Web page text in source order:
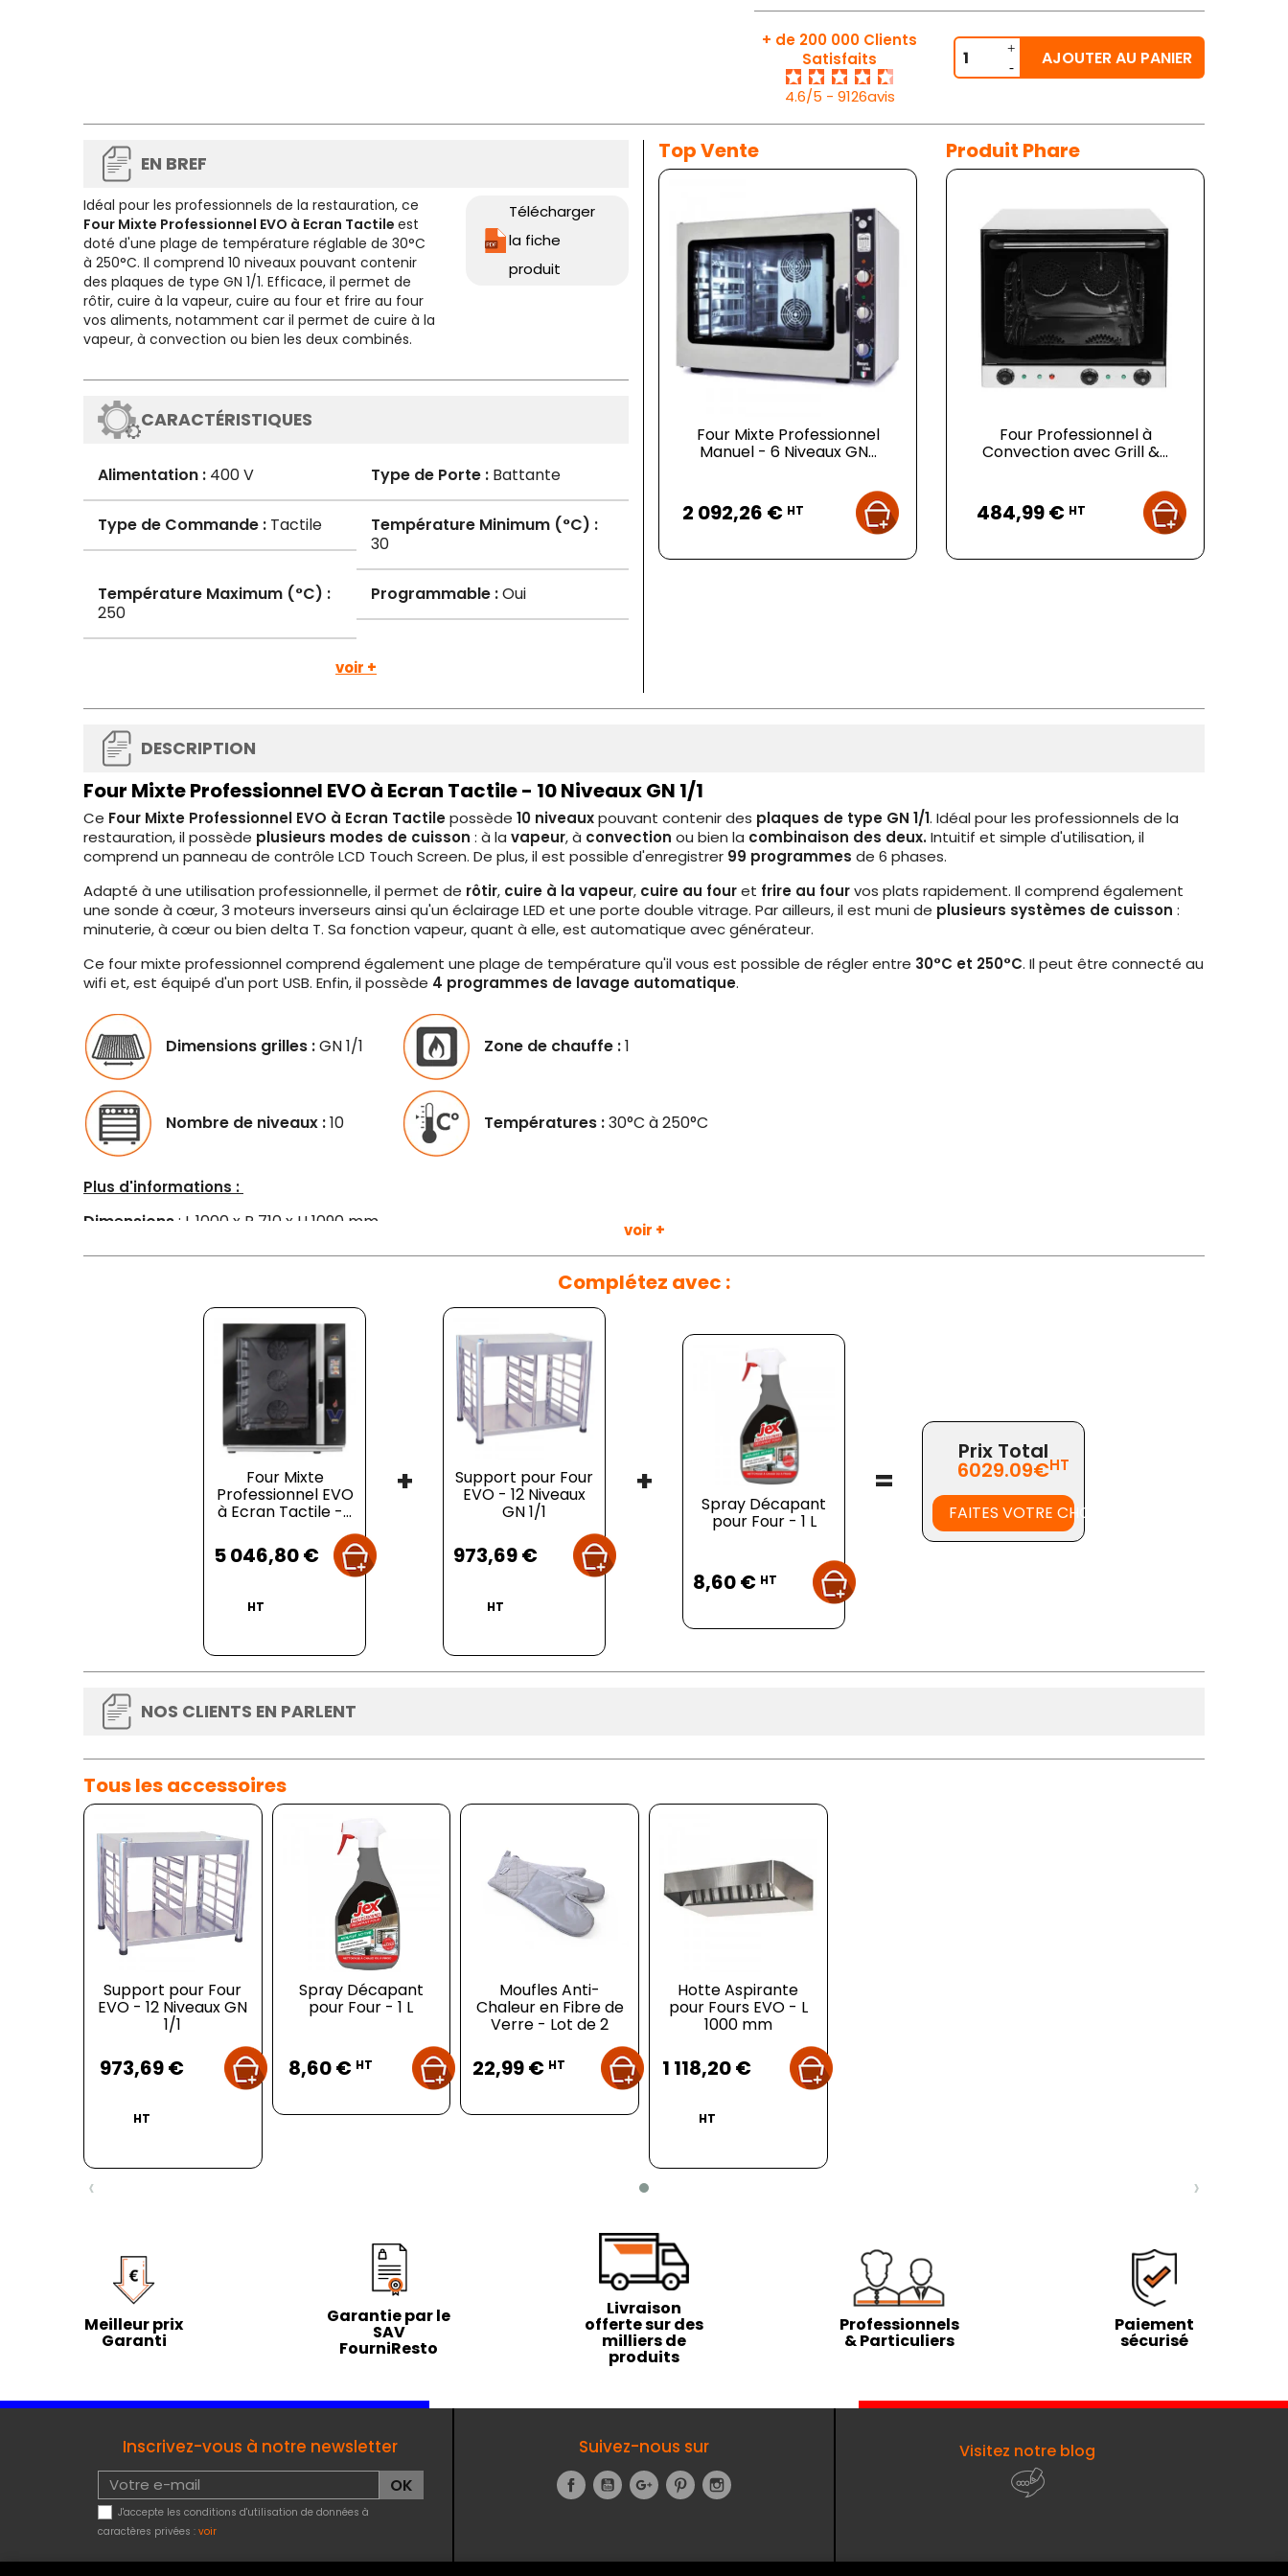
+ de 200 000 Clients
Satisfaits
4.6/5 - 9126avis
AJOUTER AU PANIER
EN BREF
Idéal pour les professionnels de la restauration, ce
Four Mixte Professionnel EVO à Ecran Tactile est
doté d'une plage de température réglable de 30°C
à 250°C. Il comprend 10 niveaux pouvant contenir
des plaques de type GN 1/1. Efficace, il permet de
rôtir, cuire à la vapeur, cuire au four et frire au four
vos aliments, notamment car il permet de cuire à la
vapeur, à convection ou bien les deux combinés.
Télécharger
la fiche
produit
CARACTÉRISTIQUES
Alimentation : 400 V Type de Porte :Battante
Type de Commande : Tactile
Température Minimum (°C) :
30
Température Maximum (°C) :
250
Programmable :Oui
voir +
Top Vente
Four Mixte Professionnel
Manuel - 6 Niveaux GN...
2 092,26 € HT
Produit Phare
Four Professionnel à
Convection avec Grill &...
484,99 € HT
DESCRIPTION
Four Mixte Professionnel EVO à Ecran Tactile - 10 Niveaux GN 1/1
Ce Four Mixte Professionnel EVO à Ecran Tactilepossède 10 niveauxpouvant contenir des plaques de type GN 1/1. Idéal pour les professionnels de la
restauration, il possède plusieurs modes de cuisson : à la vapeur, à convection ou bien la combinaison des deux.Intuitif et simple d'utilisation, il
comprend un panneau de contrôle LCD Touch Screen. De plus, il est possible d'enregistrer 99 programmes de 6 phases.
Adapté à une utilisation professionnelle, il permet de rôtir, cuire à la vapeur, cuire au fouret frire au fourvos plats rapidement. Il comprend également
une sonde à cœur, 3 moteurs inverseurs ainsi qu'un éclairage LED et une porte double vitrage. Par ailleurs, il est muni de plusieurs systèmes de cuisson :
minuterie, à cœur ou bien delta T. Sa fonction vapeur, quant à elle, est automatique avec générateur.
Ce four mixte professionnel comprend également une plage de température qu'il vous est possible de régler entre 30°C et 250°C. Il peut être connecté au
wifi et, est équipé d'un port USB. Enfin, il possède 4 programmes de lavage automatique.
Dimensions grilles :GN 1/1 Zone de chauffe :1
Nombre de niveaux :10 Températures :30°C à 250°C
Plus d'informations :
Dimensions : L 1000 x P 710 x H 1090 mm
Puissance: 21000 W
Espace entre les niveaux
voir +
Complétez avec :
Four Mixte
Professionnel EVO
à Ecran Tactile -...
5 046,80 €
HT
+ Support pour Four
EVO - 12 Niveaux
GN 1/1
973,69 €
HT
+
Spray Décapant
pour Four - 1 L
8,60 € HT
=
Prix Total
6029.09€HT
FAITES VOTRE CHOIX
NOS CLIENTS EN PARLENT
Tous les accessoires
Support pour Four
EVO - 12 Niveaux GN
1/1
973,69 €
HT
Spray Décapant
pour Four - 1 L
8,60 € HT
Moufles Anti-
Chaleur en Fibre de
Verre - Lot de 2
22,99 € HT
Hotte Aspirante
pour Fours EVO - L
1000 mm
1 118,20 €
HT
‹ ›
Meilleur prix
Garanti
Garantie par le
SAV
FourniResto
Livraison
offerte sur des
milliers de
produits
Professionnels
& Particuliers
Paiement
sécurisé
Inscrivez-vous à notre newsletter
J'accepte les conditions d'utilisation de données à
caractères privées : voir
Suivez-nous sur
Facebook
YouTubeGoogle+PinterestInstagram
Visitez notre blog